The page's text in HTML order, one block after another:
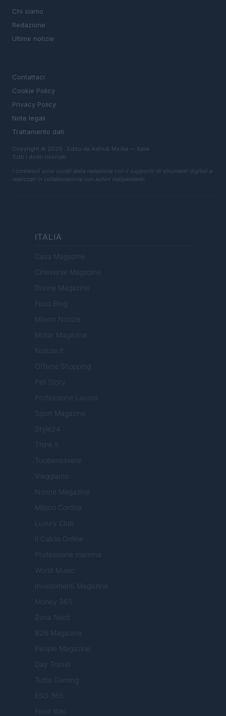
Chi siamo
Redazione
Ultime notizie
Contattaci
Cookie Policy
Privacy Policy
Note legali
Trattamento dati
Copyright © 2026 · Edito da AdHub Media — Italia
Tutti i diritti riservati
I contenuti sono curati dalla redazione con il supporto di strumenti digitali e
realizzati in collaborazione con autori indipendenti.
ITALIA
Casa Magazine
Cineverse Magazine
Donne Magazine
Food Blog
Milano Notizie
Motor Magazine
Notizie.it
Offerte Shopping
Pet Story
Professione Lavoro
Sport Magazine
Style24
Think.it
Tuobenessere
Viaggiamo
Nonne Magazine
Milano Cortina
Luxury Club
Il Calcio Online
Professione mamma
World Music
Investimenti Magazine
Money 365
Zona Nerd
B2B Magazine
People Magazine
Day Travel
Tutto Gaming
ESG 365
Food Wiki